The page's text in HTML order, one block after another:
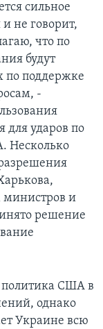
сильное
не говорит,
что по
будут
по поддержке
-
для ударов по
Несколько
министров и
решение
США в
однако
Украине всю